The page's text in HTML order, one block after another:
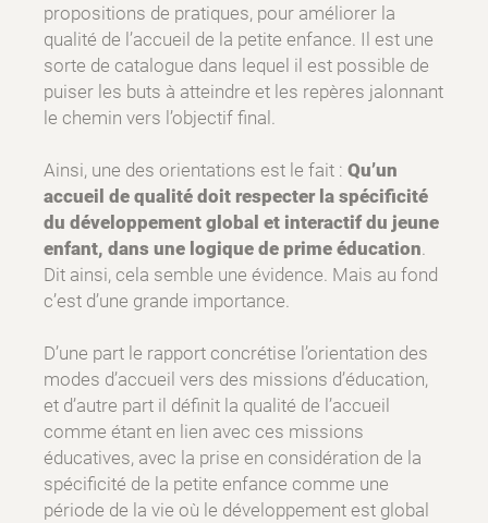
propositions de pratiques, pour améliorer la
qualité de l’accueil de la petite enfance. Il est une
sorte de catalogue dans lequel il est possible de
puiser les buts à atteindre et les repères jalonnant
le chemin vers l’objectif final.
Ainsi, une des orientations est le fait : Qu’un
accueil de qualité doit respecter la spécificité
du développement global et interactif du jeune
enfant, dans une logique de prime éducation.
Dit ainsi, cela semble une évidence. Mais au fond
c’est d’une grande importance.
D’une part le rapport concrétise l’orientation des
modes d’accueil vers des missions d’éducation,
et d’autre part il définit la qualité de l’accueil
comme étant en lien avec ces missions
éducatives, avec la prise en considération de la
spécificité de la petite enfance comme une
période de la vie où le développement est global